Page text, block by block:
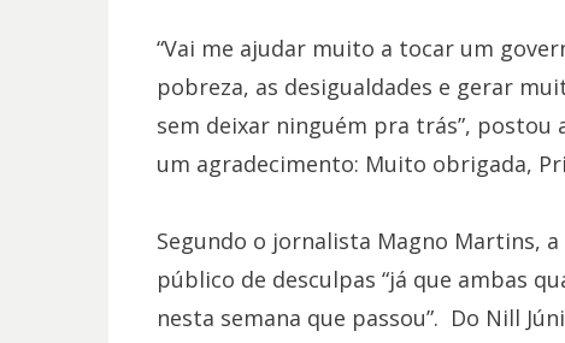
“Vai me ajudar muito a tocar um
pobreza, as desigualdades e gerar
sem deixar ninguém pra trás”,
um agradecimento: Muito obrigada,
Segundo o jornalista Magno Martins,
público de desculpas “já que ambas
nesta semana que passou”. Do Nill